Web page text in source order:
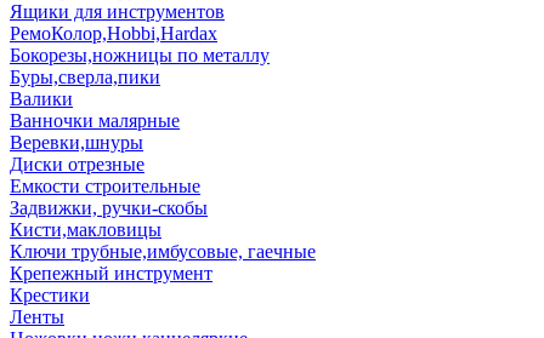
Ящики для инструментов
РемоКолор,Hobbi,Hardax
Бокорезы,ножницы по металлу
Буры,сверла,пики
Валики
Ванночки малярные
Веревки,шнуры
Диски отрезные
Емкости строительные
Задвижки, ручки-скобы
Кисти,макловицы
Ключи трубные,имбусовые, гаечные
Крепежный инструмент
Крестики
Ленты